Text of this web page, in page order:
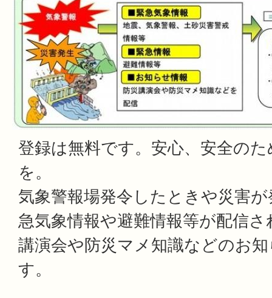
登録は無料です。安心、安全の
を。
気象警報場発令したときや災害
急気象情報や避難情報等が配信
講演会や防災マメ知識などのお
す。